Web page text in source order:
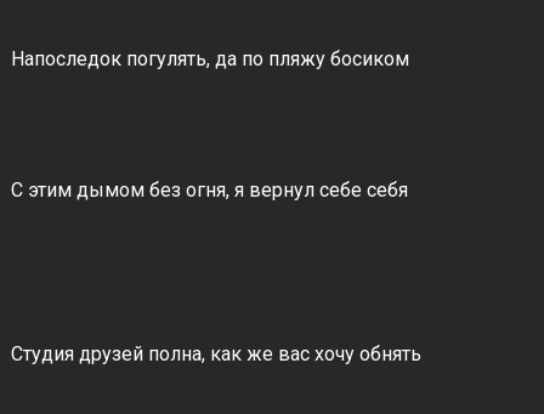
Напоследок погулять, да по пляжу босиком
С этим дымом без огня, я вернул себе себя
Студия друзей полна, как же вас хочу обнять